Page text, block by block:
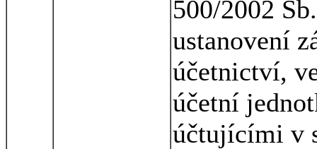
500/2002
ustanovení
účetnictví,
účetní
účtujícími v